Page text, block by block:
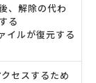
、解除の代わ
る
イルが復元する
セスするため